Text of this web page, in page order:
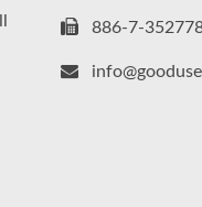
886-7-